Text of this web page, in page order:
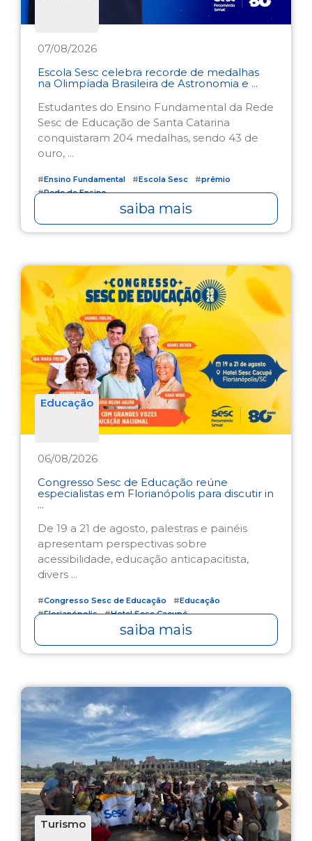
07/08/2026
Escola Sesc celebra recorde de medalhas
na Olimpíada Brasileira de Astronomia e ...
Estudantes do Ensino Fundamental da Rede
Sesc de Educação de Santa Catarina
conquistaram 204 medalhas, sendo 43 de
ouro, ...
#Ensino Fundamental #Escola Sesc #prêmio
#Rede de Ensino
saiba mais
Educação
06/08/2026
Congresso Sesc de Educação reúne
especialistas em Florianópolis para discutir in
...
De 19 a 21 de agosto, palestras e painéis
apresentam perspectivas sobre
acessibilidade, educação anticapacitista,
divers ...
#Congresso Sesc de Educação #Educação
#Florianópolis #Hotel Sesc Cacupé
saiba mais
Turismo